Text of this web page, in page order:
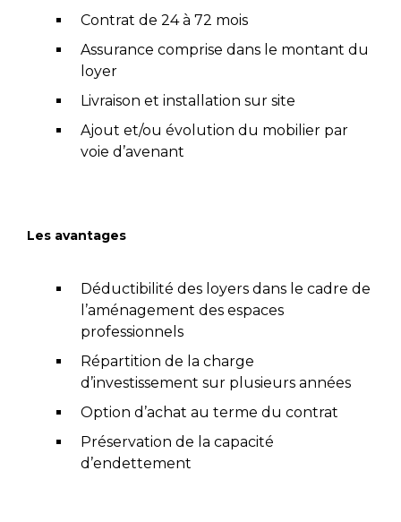
Contrat de 24 à 72 mois
Assurance comprise dans le montant du
loyer
Livraison et installation sur site
Ajout et/ou évolution du mobilier par
voie d’avenant
Les avantages
Déductibilité des loyers dans le cadre de
l’aménagement des espaces
professionnels
Répartition de la charge
d’investissement sur plusieurs années
Option d’achat au terme du contrat
Préservation de la capacité
d’endettement